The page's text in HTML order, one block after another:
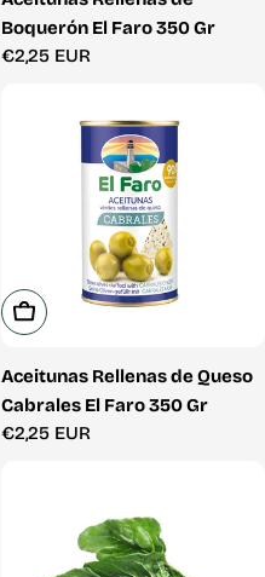
Boquerón El Faro 350 Gr
Precio
€2,25 EUR
Añadir A La Cesta
Aceitunas Rellenas de Queso
Cabrales El Faro 350 Gr
Precio
€2,25 EUR